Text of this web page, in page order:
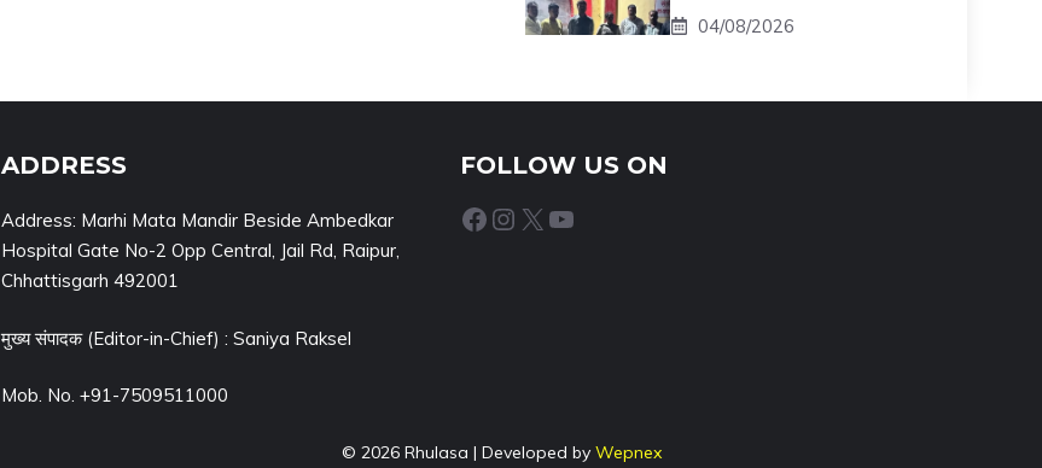
04/08/2026
ADDRESS
Address: Marhi Mata Mandir Beside Ambedkar
Hospital Gate No-2 Opp Central, Jail Rd, Raipur,
Chhattisgarh 492001
मुख्य संपादक (Editor-in-Chief) : Saniya Raksel
Mob. No. +91-7509511000
FOLLOW US ON
Facebook Instagram X YouTube
© 2026 Rhulasa | Developed by Wepnex